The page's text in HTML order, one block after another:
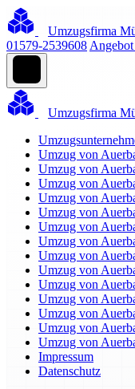
Umzugsfirma
01579-2539608
Umzugsfirma
Umzug von
Umzug von
Umzug von
Umzug von
Umzug von
Umzug von
Umzug von
Umzug von
Umzug von
Umzug von
Umzug von
Umzug von
Umzug von
Umzug von
Impressum
Datenschutz